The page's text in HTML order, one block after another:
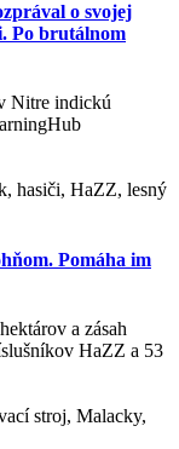
o svojej
Po brutálnom
Nitre indickú
hasiči, HaZZ, lesný
Pomáha im
a zásah
HaZZ a 53
stroj, Malacky,